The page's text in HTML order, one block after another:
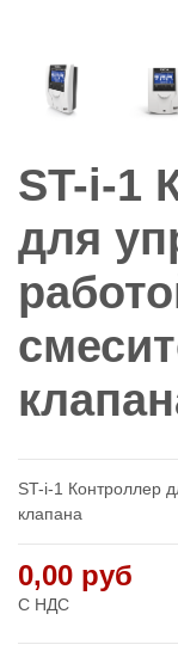
ST-i-1
для
ST-i-1 Контроллер
клапана
0,00 руб
С НДС